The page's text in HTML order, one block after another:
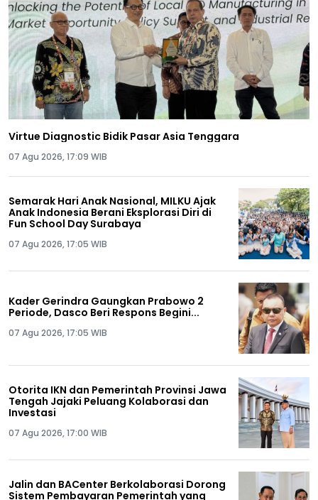
Virtue Diagnostic Bidik Pasar Asia Tenggara
07 Agu 2026, 17:09 WIB
Semarak Hari Anak Nasional, MILKU Ajak
Anak Indonesia Berani Eksplorasi Diri di
Fun School Day Surabaya
07 Agu 2026, 17:05 WIB
Kader Gerindra Gaungkan Prabowo 2
Periode, Dasco Beri Respons Begini...
07 Agu 2026, 17:05 WIB
Otorita IKN dan Pemerintah Provinsi Jawa
Tengah Jajaki Peluang Kolaborasi dan
Investasi
07 Agu 2026, 17:00 WIB
Jalin dan BACenter Berkolaborasi Dorong
Sistem Pembayaran Pemerintah yang